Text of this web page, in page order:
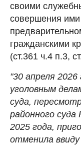
своими
совершения
гражданскими
(ст.361 ч.4 п.3,
"30 апреля 2026
уголовным
суда,
районного
2025 года,
отменила